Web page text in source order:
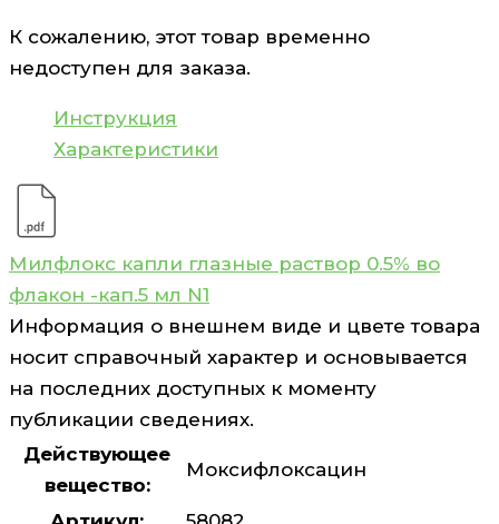
К сожалению, этот товар временно
недоступен для заказа.
Инструкция
Характеристики
Милфлокс капли глазные раствор 0.5% во
флакон -кап.5 мл N1
Информация о внешнем виде и цвете товара
носит справочный характер и основывается
на последних доступных к моменту
публикации сведениях.
Действующее
вещество:
Моксифлоксацин